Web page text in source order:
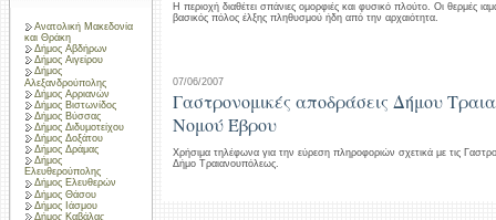
Ανατολική Μακεδονία
και Θράκη
Δήμος Αβδήρων
Δήμος Αιγείρου
Δήμος
Αλεξανδρούπολης
Δήμος Αρριανών
Δήμος Βιστωνίδος
Δήμος Βύσσας
Δήμος Διδυμοτείχου
Δήμος Δοξάτου
Δήμος Δράμας
Δήμος
Ελευθερούπολης
Δήμος Ελευθερών
Δήμος Θάσου
Δήμος Ιάσμου
Δήμος Καβάλας
Η περιοχή διαθέτει σπάνιες ομορφιές και φυσικό πλούτο. Οι θερμές
βασικός πόλος έλξης πληθυσμού ήδη από την αρχαιότητα.
07/06/2007
Γαστρονομικές αποδράσεις Δήμου
Νομού Έβρου
Χρήσιμα τηλέφωνα για την εύρεση πληροφοριών σχετικά με τις
Δήμο Τραιανουπόλεως.